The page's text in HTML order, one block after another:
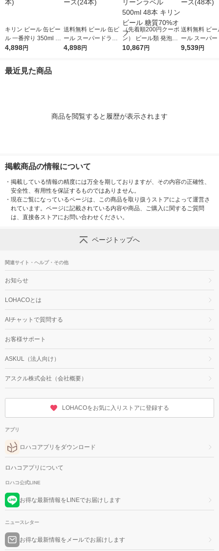
キリン ビール 缶ビー
ル 一番搾り 350ml 1
ケース(24本)
4,898円
送料無料 ビール 缶ビ
ール スーパードライ
350ml 1ケース(24本)
4,898円
（先着順200円クーポ
ン） ビール類 発泡酒
淡麗 グリーンラベル
10,867円
送料無料 ビー
ール スーパ
350ml 2ケー
9,539円
最近見た商品
商品を閲覧すると履歴が表示されます
掲載商品の情報について
・ 掲載している情報の精度には万全を期しておりますが、その内容の正確性、
安全性、有用性を保証するものではありません。
・ 現在ご覧になっているページは、この商品を取り扱うストアによって運営さ
れています。ページに記載されている内容や商品、ご購入に関するご質問
は、直接各ストアにお問い合わせください。
ページトップへ
関連サイト・ヘルプ・その他
お知らせ
LOHACOとは
AIチャットで質問する
お客様サポート
ASKUL（法人向け）
アスクル株式会社（会社概要）
LOHACOをお気に入りストアに登録する
アプリ
ロハコアプリをダウンロード
ロハコアプリについて
ロハコ公式LINE
お得な最新情報をLINEでお届けします
ニュースレター
お得な最新情報をメールでお届けします